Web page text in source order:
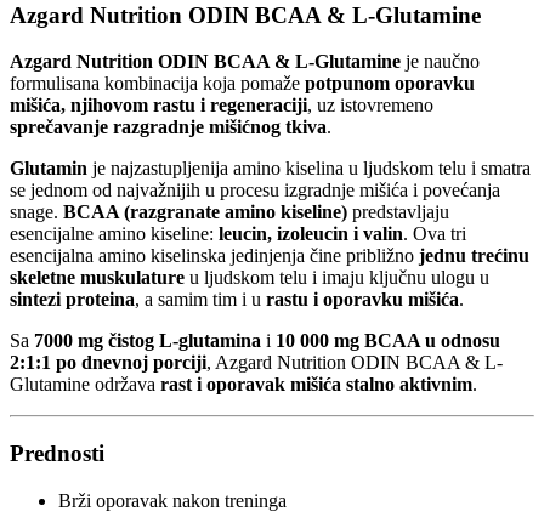
Azgard Nutrition ODIN BCAA & L-Glutamine
Azgard Nutrition ODIN BCAA & L-Glutamine je naučno
formulisana kombinacija koja pomaže potpunom oporavku
mišića, njihovom rastu i regeneraciji, uz istovremeno
sprečavanje razgradnje mišićnog tkiva.
Glutamin je najzastupljenija amino kiselina u ljudskom telu i smatra
se jednom od najvažnijih u procesu izgradnje mišića i povećanja
snage. BCAA (razgranate amino kiseline) predstavljaju
esencijalne amino kiseline: leucin, izoleucin i valin. Ova tri
esencijalna amino kiselinska jedinjenja čine približno jednu trećinu
skeletne muskulature u ljudskom telu i imaju ključnu ulogu u
sintezi proteina, a samim tim i u rastu i oporavku mišića.
Sa 7000 mg čistog L-glutamina i 10 000 mg BCAA u odnosu
2:1:1 po dnevnoj porciji, Azgard Nutrition ODIN BCAA & L-
Glutamine održava rast i oporavak mišića stalno aktivnim.
Prednosti
Brži oporavak nakon treninga